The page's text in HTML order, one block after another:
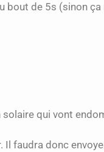
bout de 5s (sinon ça
solaire qui vont
faudra donc